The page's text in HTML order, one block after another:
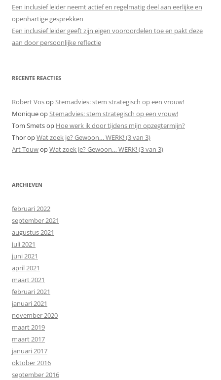
Een inclusief leider neemt actief en regelmatig deel aan eerlijke en
openhartige gesprekken
Een inclusief leider geeft zijn eigen vooroordelen toe en pakt deze
aan door persoonlijke reflectie
RECENTE REACTIES
Robert VosopStemadvies: stem strategisch op een vrouw!
MoniqueopStemadvies: stem strategisch op een vrouw!
Tom Smetsop Hoe werk ik door tijdens mijn opzegtermijn?
ThoropWat zoek je? Gewoon… WERK! (3 van 3)
Art TouwopWat zoek je? Gewoon… WERK! (3 van 3)
ARCHIEVEN
februari 2022
september 2021
augustus 2021
juli 2021
juni 2021
april 2021
maart 2021
februari 2021
januari 2021
november 2020
maart 2019
maart 2017
januari 2017
oktober 2016
september 2016